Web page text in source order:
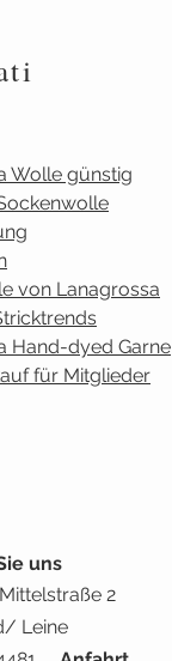
Wolle günstig
von Lanagrossa
Hand-dyed Garne
für Mitglieder
uns
2
Leine